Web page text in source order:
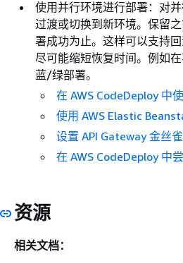
使用并行环境进行部署：对
过渡或切换到新环境。保留
署成功为止。这样可以支持
尽可能缩短恢复时间。例如
蓝/绿部署。
在 AWS CodeDeploy 中
使用 AWS Elastic
设置 API Gateway 金丝
在 AWS CodeDeploy 中
资源
相关文档：